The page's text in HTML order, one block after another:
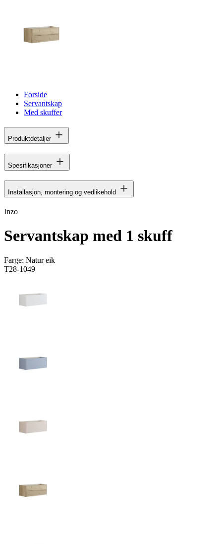
Forside
Servantskap
Med skuffer
Produktdetaljer
Spesifikasjoner
Installasjon, montering og vedlikehold
Inzo
Servantskap med 1 skuff
Farge: Natur eik
T28-1049